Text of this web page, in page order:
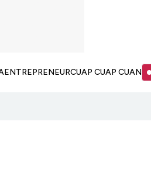
ENTREPRENEURCUAP CUAP CUAN